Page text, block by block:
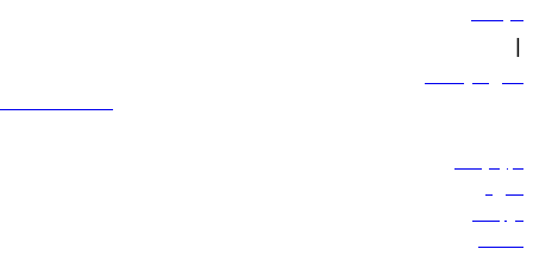
سياساتنا
|
الشروط والأحكام
600 544 445
حجز الرحلات
العروض
الوجهات
الأمتعة